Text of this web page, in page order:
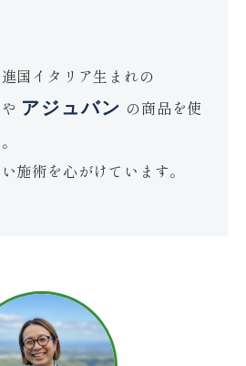
国イタリア生まれの
や アジュバン の商品を使
施術を心がけています。